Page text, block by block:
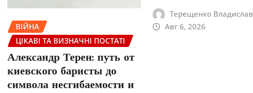
ВІЙНА
ЦІКАВІ ТА ВИЗНАЧНІ ПОСТАТІ
Александр Терен: путь от
киевского баристы до
символа несгибаемости и
Терещенко Владислав
Авг 6, 2026